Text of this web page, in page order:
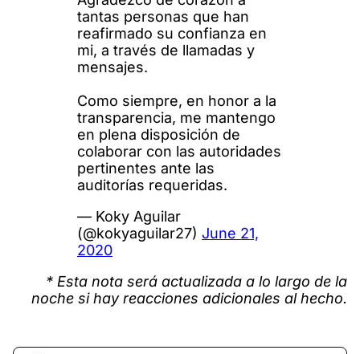
tantas personas que han
reafirmado su confianza en
mi, a través de llamadas y
mensajes.
Como siempre, en honor a la
transparencia, me mantengo
en plena disposición de
colaborar con las autoridades
pertinentes ante las
auditorías requeridas.
— Koky Aguilar
(@kokyaguilar27) June 21,
2020
* Esta nota será actualizada a lo largo de la
noche si hay reacciones adicionales al hecho.